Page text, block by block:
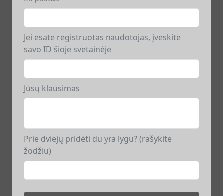
Jei esate registruotas naudotojas, įveskite
savo ID šioje svetainėje
Jūsų klausimas
Prie dviejų pridėti du yra lygu? (rašykite
žodžiu)